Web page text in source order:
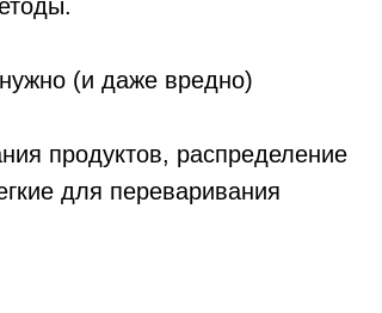
(и даже вредно)
продуктов, распределение
для переваривания